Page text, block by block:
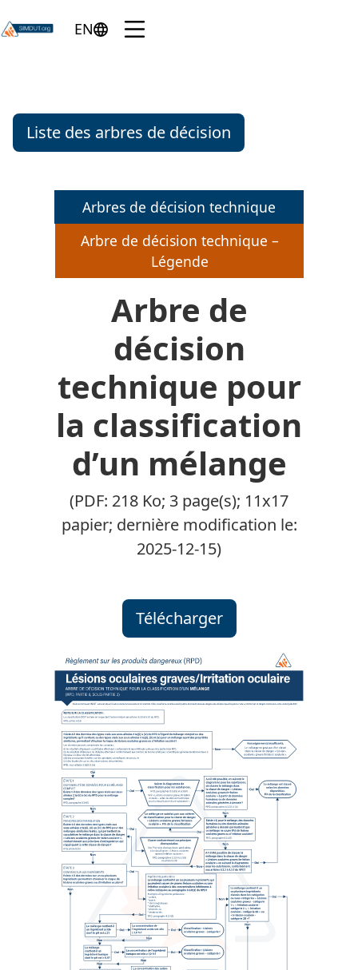
English version of the page
EN Menu
Liste des arbres de décision
Arbres de décision technique
Arbre de décision technique –
Légende
Arbre de
décision
technique pour
la classification
d’un mélange
(PDF: 218 Ko; 3 page(s); 11x17
papier; dernière modification le:
2025-12-15)
Télécharger
Arbre de décision